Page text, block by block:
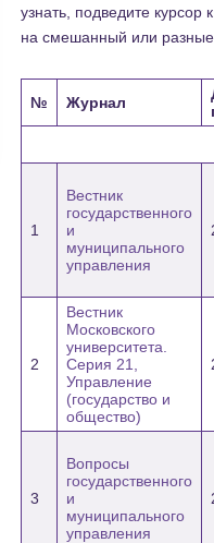
узнать, подведите
на смешанный или
№ Журнал
1
Вестник
государственного
и
муниципального
управления
2
Вестник
Московского
университета.
Серия 21,
Управление
(государство и
общество)
3
Вопросы
государственного
и
муниципального
управления